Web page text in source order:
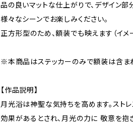
品の良いマットな仕上がりで、デザイン部
様々なシーンでお楽しみください。
正方形型のため、額装でも映えます（イメ
※本商品はステッカーのみで額装は含ま
【作品説明】
月光浴は神聖な気持ちを高めます。スト
効果があるとされ、月光の力に 敬意を抱